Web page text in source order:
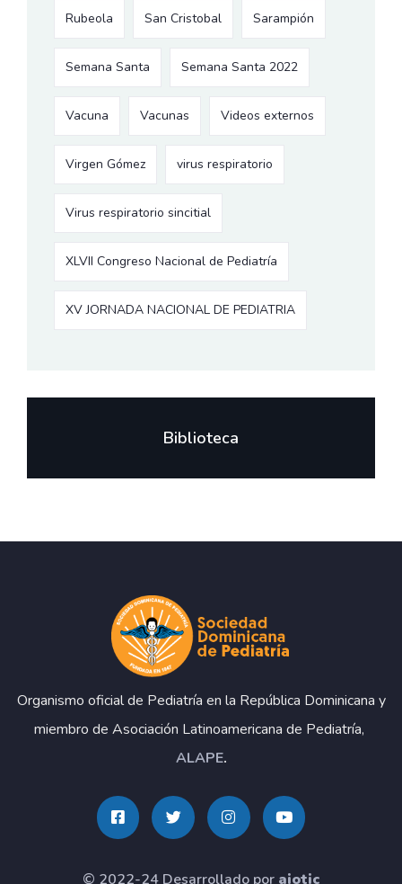
Rubeola San Cristobal Sarampión
Semana Santa Semana Santa 2022
Vacuna Vacunas Videos externos
Virgen Gómez virus respiratorio
Virus respiratorio sincitial
XLVII Congreso Nacional de Pediatría
XV JORNADA NACIONAL DE PEDIATRIA
Biblioteca
Organismo oficial de Pediatría en la República Dominicana y
miembro de Asociación Latinoamericana de Pediatría,
ALAPE.
© 2022-24 Desarrollado por aiotic